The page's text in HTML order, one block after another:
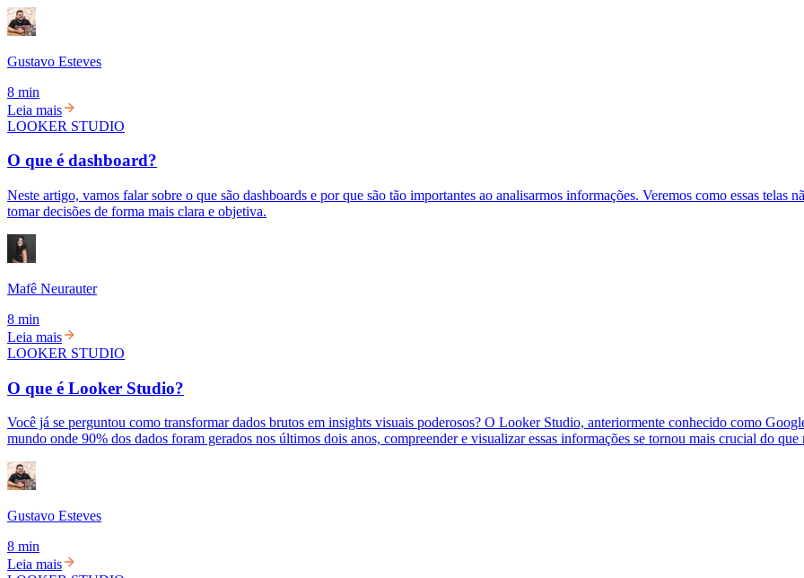
Gustavo Esteves
8 min
Leia mais
LOOKER STUDIO
O que é dashboard?
Neste artigo, vamos falar sobre o que são dashboards e por que são tão importantes ao analisarmos informações. Veremos como essas telas
tomar decisões de forma mais clara e objetiva.
Mafê Neurauter
8 min
Leia mais
LOOKER STUDIO
O que é Looker Studio?
Você já se perguntou como transformar dados brutos em insights visuais poderosos? O Looker Studio, anteriormente conhecido como
mundo onde 90% dos dados foram gerados nos últimos dois anos, compreender e visualizar essas informações se tornou mais crucial do que
Gustavo Esteves
8 min
Leia mais